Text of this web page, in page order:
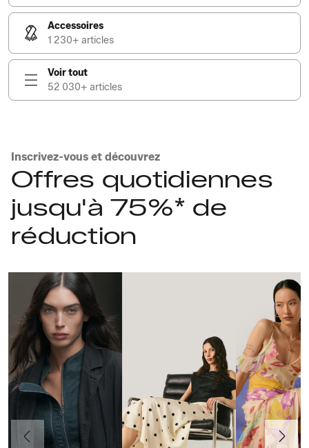
Accessoires
1 230+ articles
Voir tout
52 030+ articles
Inscrivez-vous et découvrez
Offres quotidiennes
jusqu'à 75%* de
réduction
Précédent Suivant